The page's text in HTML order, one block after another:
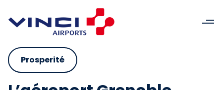
Prosperité